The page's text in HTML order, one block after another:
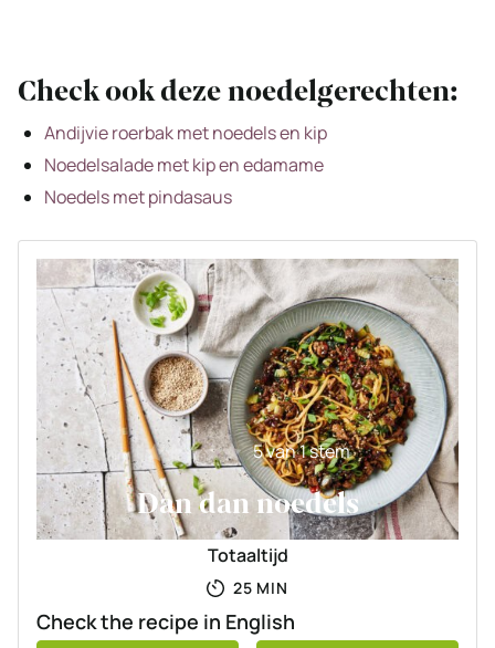
Check ook deze noedelgerechten:
Andijvie roerbak met noedels en kip
Noedelsalade met kip en edamame
Noedels met pindasaus
5van 1 stem
Dan dan noedels
Totaaltijd
25MINUTEN
MIN
Check the recipe in English